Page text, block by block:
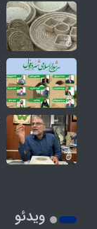
ویدئو